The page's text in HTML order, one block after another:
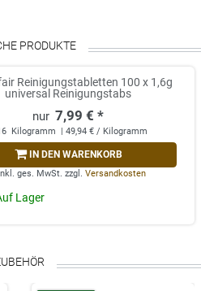
PRODUKTE
Reinigungstabletten 100 x 1,6g
universal Reinigungstabs
7,99 € *
Kilogramm | 49,94 € / Kilogramm
IN DEN WARENKORB
ges. MwSt. zzgl. Versandkosten
Lager